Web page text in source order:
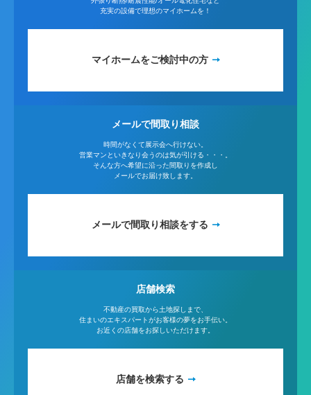
充実の設備で理想のマイホームを！
マイホームをご検討中の方
メールで間取り相談
時間がなくて展示会へ行けない。
営業マンといきなり会うのは気が引ける・・・。
そんな方へ希望に沿った間取りを作成し
メールでお届け致します。
メールで間取り相談をする
店舗検索
不動産の買取から土地探しまで、
住まいのエキスパートがお客様の夢をお手伝い。
お近くの店舗をお探しいただけます。
店舗を検索する